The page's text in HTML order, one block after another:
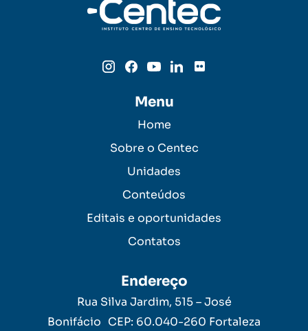
Menu
Home
Sobre o Centec
Unidades
Conteúdos
Editais e oportunidades
Contatos
Endereço
Rua Silva Jardim, 515 – José
Bonifácio CEP: 60.040-260 Fortaleza